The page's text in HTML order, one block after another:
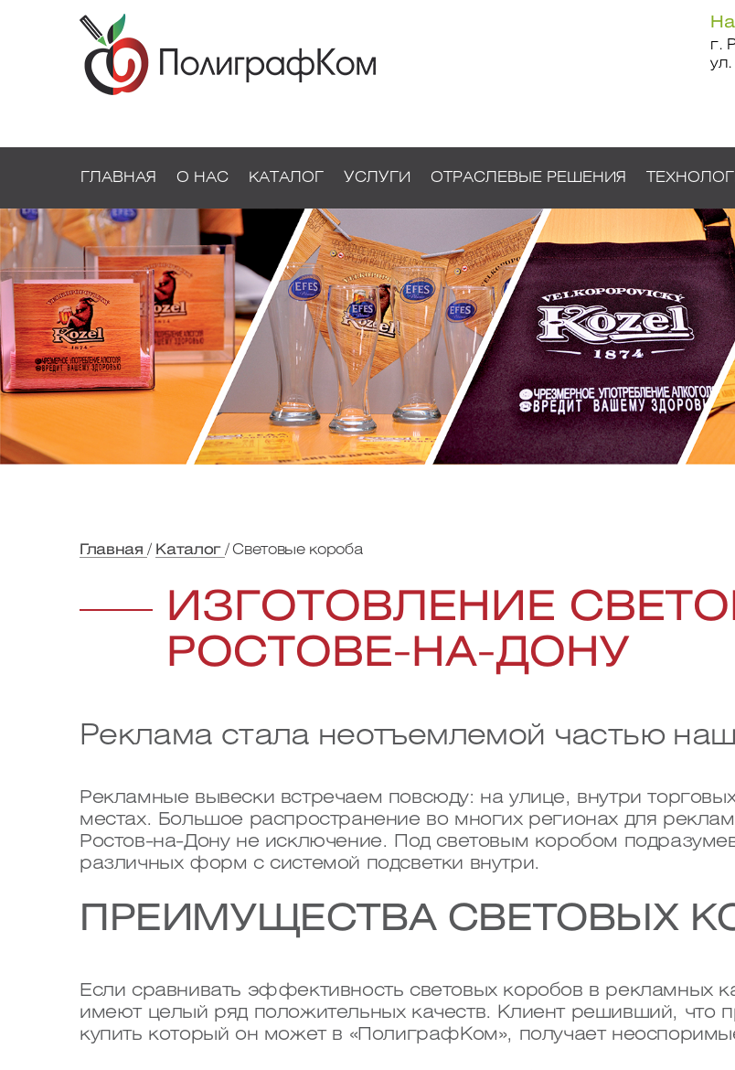
г.
ГЛАВНАЯ О НАС КАТАЛОГ УСЛУГИ ОТРАСЛЕВЫЕ РЕШЕНИЯ
Главная Каталог Световые короба
ИЗГОТОВЛЕНИЕ
РОСТОВЕ-НА-ДОНУ
Реклама стала неотъемлемой частью
Рекламные вывески встречаем повсюду: на улице, внутри
местах. Большое распространение во многих регионах для
Ростов-на-Дону не исключение. Под световым коробом
различных форм с системой подсветки внутри.
ПРЕИМУЩЕСТВА СВЕТОВЫХ
Если сравнивать эффективность световых коробов в рекламных
имеют целый ряд положительных качеств. Клиент решивший, что
купить который он может в «ПолиграфКом», получает